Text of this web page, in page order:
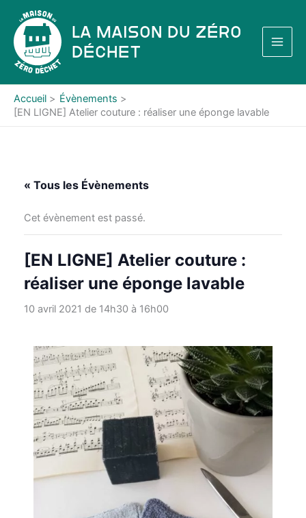
contenu
La Maison du Zéro
Déchet
Accueil
Évènements
[EN LIGNE] Atelier couture : réaliser une éponge lavable
« Tous les Évènements
Cet évènement est passé.
[EN LIGNE] Atelier couture :
réaliser une éponge lavable
10 avril 2021 de 14h30à 16h00